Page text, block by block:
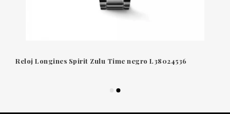
Reloj Longines Spirit Zulu Time negro L38024536